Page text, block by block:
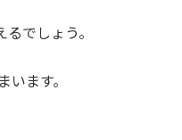
るでしょう。
ます。